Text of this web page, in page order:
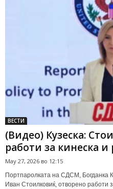
ВЕСТИ
(Видео) Кузеска:
работи за кинеска и
May 27, 2026 во 12:15
Портпаролката на СДСМ, Богданка
Иван Стоилковиќ, отворено работи